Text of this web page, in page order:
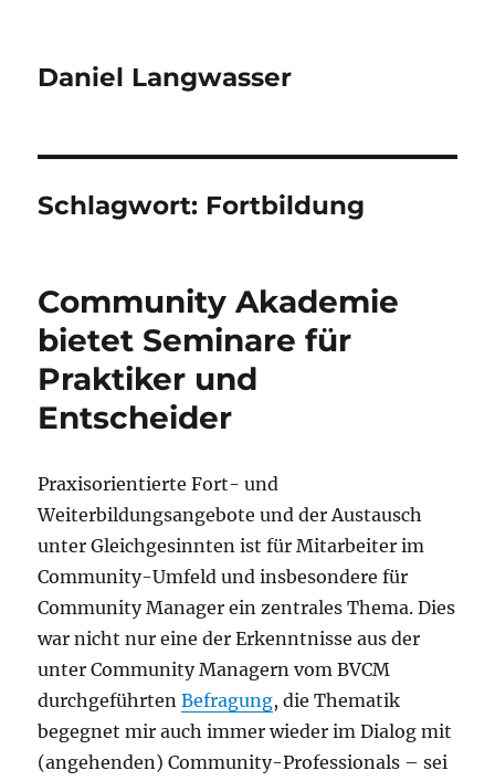
Daniel Langwasser
Schlagwort: Fortbildung
Community Akademie
bietet Seminare für
Praktiker und
Entscheider
Praxisorientierte Fort- und
Weiterbildungsangebote und der Austausch
unter Gleichgesinnten ist für Mitarbeiter im
Community-Umfeld und insbesondere für
Community Manager ein zentrales Thema. Dies
war nicht nur eine der Erkenntnisse aus der
unter Community Managern vom BVCM
durchgeführtenBefragung, die Thematik
begegnet mir auch immer wieder im Dialog mit
(angehenden) Community-Professionals – sei